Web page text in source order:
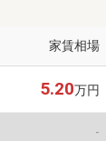
家賃相場
5.20万円
-